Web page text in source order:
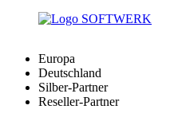
Europa
Deutschland
Silber-Partner
Reseller-Partner